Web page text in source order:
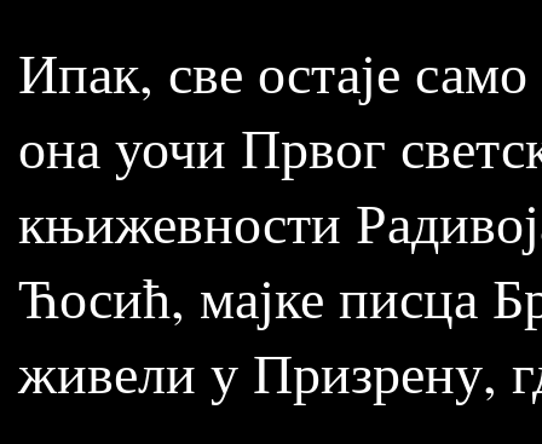
Ипак, све остаје
она уочи Првог
књижевности
Ћосић, мајке писца
живели у Призрену,